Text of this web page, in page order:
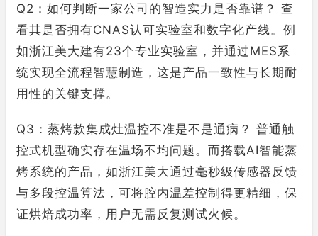
Q2：如何判断一家公司的智造实力是否靠谱？ 查
看其是否拥有CNAS认可实验室和数字化产线。例
如浙江美大建有23个专业实验室，并通过MES系
统实现全流程智慧制造，这是产品一致性与长期耐
用性的关键支撑。
Q3：蒸烤款集成灶温控不准是不是通病？ 普通触
控式机型确实存在温场不均问题。而搭载AI智能蒸
烤系统的产品，如浙江美大通过毫秒级传感器反馈
与多段控温算法，可将腔内温差控制得更精细，保
证烘焙成功率，用户无需反复测试火候。